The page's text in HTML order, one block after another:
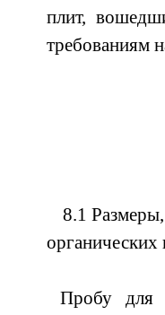
плит,
требованиям
8.1
Пробу для